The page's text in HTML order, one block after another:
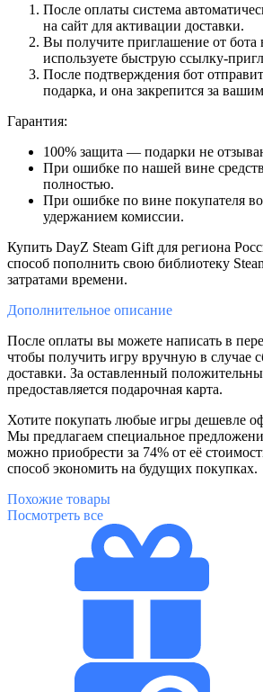
После оплаты система
на сайт для активации доставки.
Вы получите приглашение от бота
используете быструю ссылку-
После подтверждения бот
подарка, и она закрепится за
Гарантия:
100% защита — подарки не
При ошибке по нашей вине
полностью.
При ошибке по вине покупателя
удержанием комиссии.
Купить DayZ Steam Gift для региона
способ пополнить свою библиотеку
затратами времени.
Дополнительное описание
После оплаты вы можете написать в
чтобы получить игру вручную в случае
доставки. За оставленный
предоставляется подарочная карта.
Хотите покупать любые игры дешевле
Мы предлагаем специальное
можно приобрести за 74% от её
способ экономить на будущих покупках.
Похожие товары
Посмотреть все